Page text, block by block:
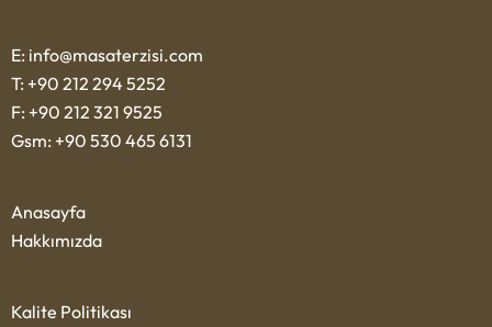
E: info@masaterzisi.com
T: +90 212 294 5252
F: +90 212 321 9525
Gsm: +90 530 465 6131
Anasayfa
Hakkımızda
Kalite Politikası